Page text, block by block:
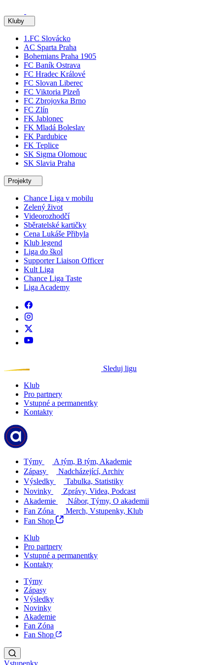
Kluby
1.FC Slovácko
AC Sparta Praha
Bohemians Praha 1905
FC Baník Ostrava
FC Hradec Králové
FC Slovan Liberec
FC Viktoria Plzeň
FC Zbrojovka Brno
FC Zlín
FK Jablonec
FK Mladá Boleslav
FK Pardubice
FK Teplice
SK Sigma Olomouc
SK Slavia Praha
Projekty
Chance Liga v mobilu
Zelený život
Videorozhodčí
Sběratelské kartičky
Cena Lukáše Přibyla
Klub legend
Liga do škol
Supporter Liaison Officer
Kult Liga
Chance Liga Taste
Liga Academy
Sleduj ligu
Klub
Pro partnery
Vstupné a permanentky
Kontakty
Týmy
A tým, B tým, Akademie
Zápasy
Nadcházející, Archiv
Výsledky
Tabulka, Statistiky
Novinky
Zprávy, Videa, Podcast
Akademie
Nábor, Týmy, O akademii
Fan Zóna
Merch, Vstupenky, Klub
Fan Shop
Klub
Pro partnery
Vstupné a permanentky
Kontakty
Týmy
Zápasy
Výsledky
Novinky
Akademie
Fan Zóna
Fan Shop
Vstupenky